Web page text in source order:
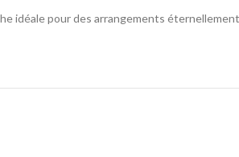
idéale pour des arrangements